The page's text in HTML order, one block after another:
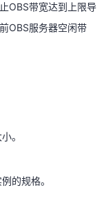
。
的规格。
OBS带宽达到上限导
OBS服务器空闲带
。
的规格。